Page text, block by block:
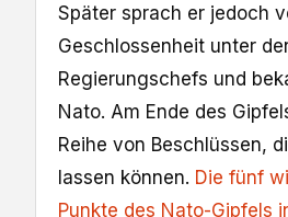
Später sprach er jedoch
Geschlossenheit unter
Regierungschefs und
Nato. Am Ende des
Reihe von Beschlüssen,
lassen können. Die fünf
Punkte des Nato-Gipfels